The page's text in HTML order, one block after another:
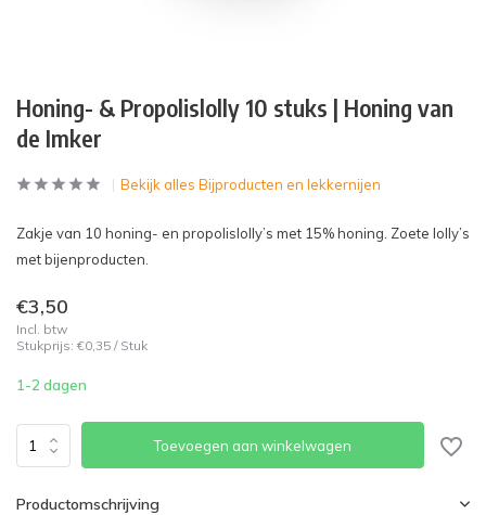
Honing- & Propolislolly 10 stuks | Honing van
de Imker
Bekijk alles Bijproducten en lekkernijen
Zakje van 10 honing- en propolislolly’s met 15% honing. Zoete lolly’s
met bijenproducten.
€3,50
Incl. btw
Stukprijs: €0,35 / Stuk
1-2 dagen
Toevoegen aan winkelwagen
Productomschrijving